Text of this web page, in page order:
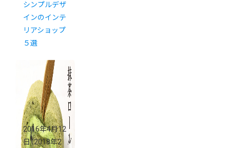
シンプルデザ
インのインテ
リアショップ
５選
2016年4月12
日（2018年2